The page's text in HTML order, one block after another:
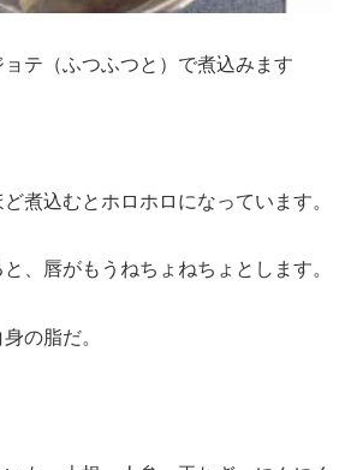
ョテ（ふつふつと）で煮込みます
煮込むとホロホロになっています。
、唇がもうねちょねちょとします。
の脂だ。